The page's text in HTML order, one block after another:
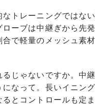
トレーニングではな
ーブは中継ぎから先
で軽量のメッシュ素
じゃないですか。中
なって。長いイニン
とコントロールも定